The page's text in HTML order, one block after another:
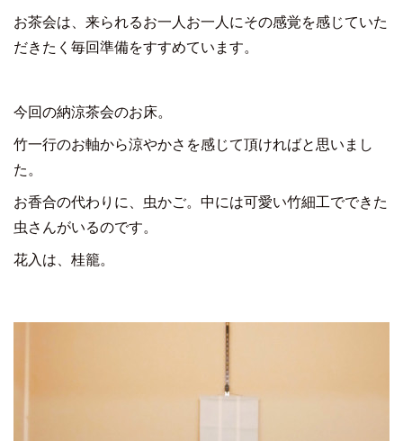
お茶会は、来られるお一人お一人にその感覚を感じていた
だきたく毎回準備をすすめています。
今回の納涼茶会のお床。
竹一行のお軸から涼やかさを感じて頂ければと思いまし
た。
お香合の代わりに、虫かご。中には可愛い竹細工でできた
虫さんがいるのです。
花入は、桂籠。